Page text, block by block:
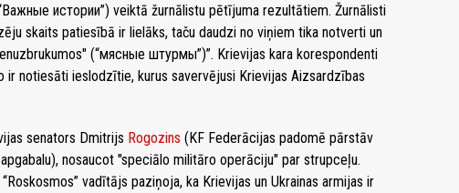
истории”) veiktā žurnālistu pētījuma rezultātiem. Žurnālisti
skaits patiesībā ir lielāks, taču daudzi no viņiem tika notverti un
(“мясные штурмы”)”. Krievijas kara korespondenti
ir notiesāti ieslodzītie, kurus savervējusi Krievijas Aizsardzības
senators Dmitrijs Rogozins (KF Federācijas padomē pārstāv
nosaucot "speciālo militāro operāciju" par strupceļu.
vadītājs paziņoja, ka Krievijas un Ukrainas armijas ir